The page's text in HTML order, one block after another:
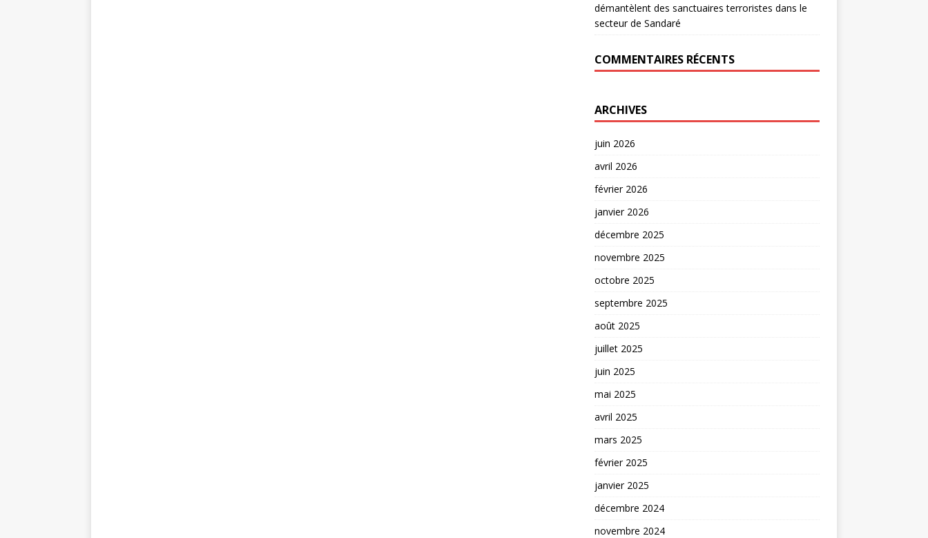
démantèlent des sanctuaires terroristes dans le
secteur de Sandaré
COMMENTAIRES RÉCENTS
ARCHIVES
juin 2026
avril 2026
février 2026
janvier 2026
décembre 2025
novembre 2025
octobre 2025
septembre 2025
août 2025
juillet 2025
juin 2025
mai 2025
avril 2025
mars 2025
février 2025
janvier 2025
décembre 2024
novembre 2024